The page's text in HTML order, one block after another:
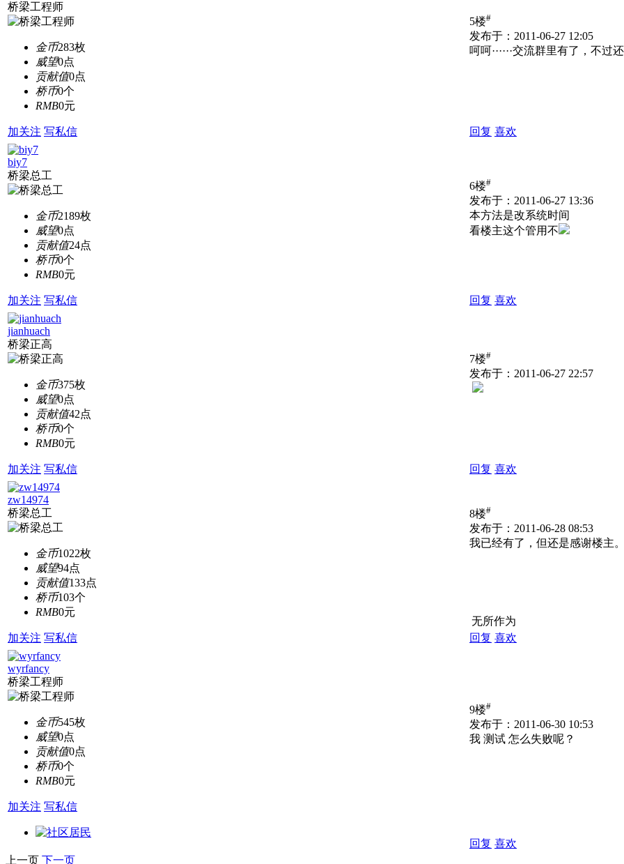
桥梁工程师
金币283枚
威望0点
贡献值0点
桥币0个
RMB0元
加关注 写私信
5楼#
发布于：2011-06-27 12:05
呵呵······交流群里有了，不过
回复 喜欢
biy7
桥梁总工
金币2189枚
威望0点
贡献值24点
桥币0个
RMB0元
加关注 写私信
6楼#
发布于：2011-06-27 13:36
本方法是改系统时间
看楼主这个管用不
回复 喜欢
jianhuach
桥梁正高
金币375枚
威望0点
贡献值42点
桥币0个
RMB0元
加关注 写私信
7楼#
发布于：2011-06-27 22:57
回复 喜欢
zw14974
桥梁总工
金币1022枚
威望94点
贡献值133点
桥币103个
RMB0元
加关注 写私信
8楼#
发布于：2011-06-28 08:53
我已经有了，但还是感谢楼主。
无所作为
回复 喜欢
wyrfancy
桥梁工程师
金币545枚
威望0点
贡献值0点
桥币0个
RMB0元
加关注 写私信
9楼#
发布于：2011-06-30 10:53
我 测试 怎么失败呢？
回复 喜欢
上一页 下一页